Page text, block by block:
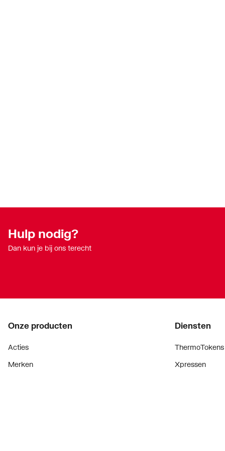
Hulp nodig?
Dan kun je bij ons terecht
Onze producten
Acties
Merken
Diensten
ThermoTokens
Xpressen